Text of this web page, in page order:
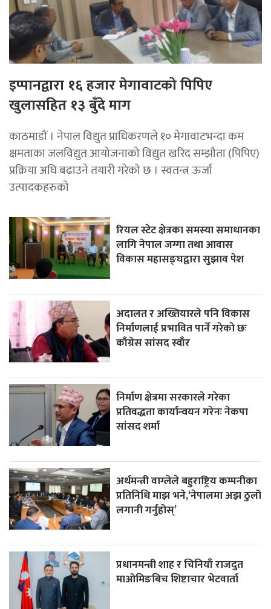
इप्पानद्वारा १६ हजार मेगावाटको पिपिए
खुलासहित १३ बुँदे माग
काठमाडौं । नेपाल विद्युत प्राधिकरणले १० मेगावाटभन्दा कम
क्षमताका जलविद्युत आयोजनाको विद्युत खरिद सम्झौता (पिपिए)
प्रक्रिया अघि बढाउने तयारी गरेको छ । स्वतन्त्र ऊर्जा
उत्पादकहरुको
रियल स्टेट क्षेत्रका समस्या समाधानका
लागि नेपाल जग्गा तथा आवास
विकास महासङ्घद्वारा सुझाव पेश
अदालत र अख्तियारले पनि विकास
निर्माणलाई प्रभावित पार्ने गरेकाे छः
काँग्रेस सांसद स्वाँर
निर्माण क्षेत्रमा सरकारले गरेका
प्रतिवद्धता कार्यान्वयन गरेनः नेकपा
सांसद शर्मा
अर्थमन्त्री वाग्लेले बहुराष्ट्रिय कम्पनीका
प्रतिनिधि माझ भने,‘नेपालमा अझ ठुलो
लगानी गर्नुहोस्’
प्रधानमन्त्री शाह र चिनियाँ राजदुत
माओमिङबिच शिष्टाचार भेटवार्ता